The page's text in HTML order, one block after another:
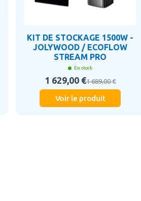
KIT DE STOCKAGE 1500W -
JOLYWOOD / ECOFLOW
STREAM PRO
En stock
1 629,00 €1 689,00 €
Voir le produit